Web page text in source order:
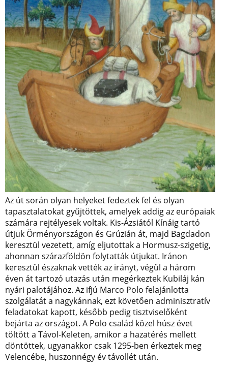
Az út során olyan helyeket fedeztek fel és olyan
tapasztalatokat gyűjtöttek, amelyek addig az európaiak
számára rejtélyesek voltak. Kis-Ázsiától Kínáig tartó
útjuk Örményországon és Grúzián át, majd Bagdadon
keresztül vezetett, amíg eljutottak a Hormusz-szigetig,
ahonnan szárazföldön folytatták útjukat. Iránon
keresztül északnak vették az irányt, végül a három
éven át tartozó utazás után megérkeztek Kubiláj kán
nyári palotájához. Az ifjú Marco Polo felajánlotta
szolgálatát a nagykánnak, ezt követően adminisztratív
feladatokat kapott, később pedig tisztviselőként
bejárta az országot. A Polo család közel húsz évet
töltött a Távol-Keleten, amikor a hazatérés mellett
döntöttek, ugyanakkor csak 1295-ben érkeztek meg
Velencébe, huszonnégy év távollét után.